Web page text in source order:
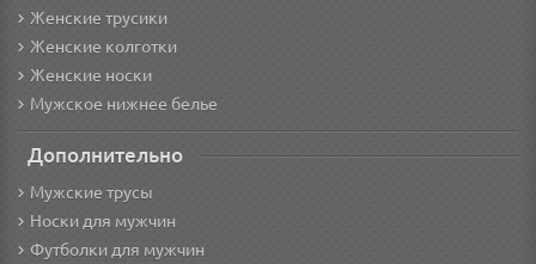
Женские трусики
Женские колготки
Женские носки
Мужское нижнее белье
Дополнительно
Мужские трусы
Носки для мужчин
Футболки для мужчин